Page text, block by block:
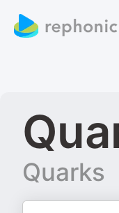
Quarks